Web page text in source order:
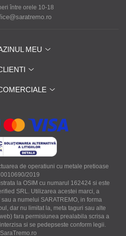
între orele 10-18
MEU
de operatiuni cu metale pretioase
0010690/2019
la OSIM cu numarul 162424 si este
SRL. Utilizarea acestei marci, a
a numelui SARATREMO, in forma
dar nu limitat la, meta taguri sau alte
fara permisiunea prealabila scrisa a
si se pedepseste conform legii.